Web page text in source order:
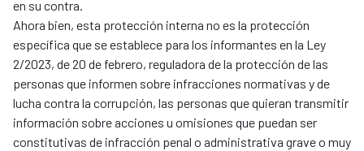
en su contra.
Ahora bien, esta protección interna no es la protección
específica que se establece para los informantes en la Ley
2/2023, de 20 de febrero, reguladora de la protección de las
personas que informen sobre infracciones normativas y de
lucha contra la corrupción, las personas que quieran transmitir
información sobre acciones u omisiones que puedan ser
constitutivas de infracción penal o administrativa grave o muy